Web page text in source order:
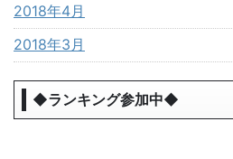
2018年4月
2018年3月
◆ランキング参加中◆